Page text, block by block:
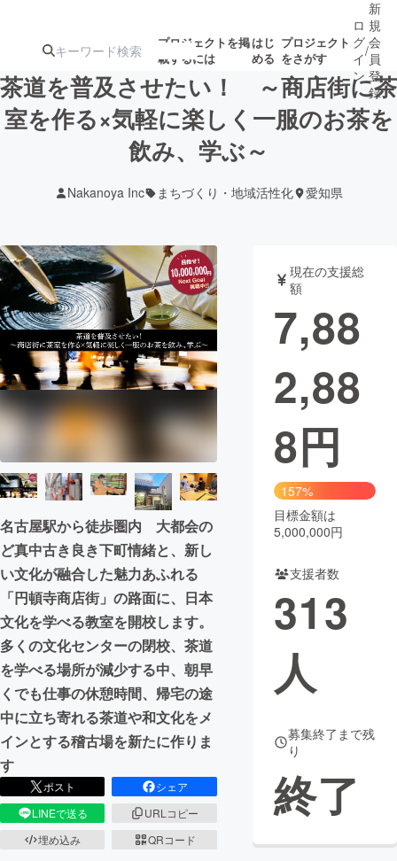
プロジェクトを掲
載するには
はじ
める
プロジェクト
をさがす
注目の新着プロ募集終了が近いプ
テクノロジー・ガジェット
映像・映画 書籍・雑誌
ビジネス・起業 チャレンジ
まちづくり・地域活性化
CAMPFIRE for Social Good CAMPFIRE Creation
CAMPFIREふるさと納税
コミュニティ
ロ
グ
イ
ン
/
新
規
会
員
登
録
茶道を普及させたい！ ～商店街に茶
室を作る×気軽に楽しく一服のお茶を
飲み、学ぶ～
Nakanoya Inc まちづくり・地域活性化 愛知県
名古屋駅から徒歩圏内 大都会の
ど真中古き良き下町情緒と、新し
い文化が融合した魅力あふれる
「円頓寺商店街」の路面に、日本
文化を学べる教室を開校します。
多くの文化センターの閉校、茶道
を学べる場所が減少する中、朝早
くでも仕事の休憩時間、帰宅の途
中に立ち寄れる茶道や和文化をメ
インとする稽古場を新たに作りま
す
ポスト
シェア
LINEで送る
URLコピー
埋め込み
QRコード
現在の支援総
額
7,88
2,88
8円
157%
目標金額は
5,000,000円
支援者数
313
人
募集終了まで残
り
終了